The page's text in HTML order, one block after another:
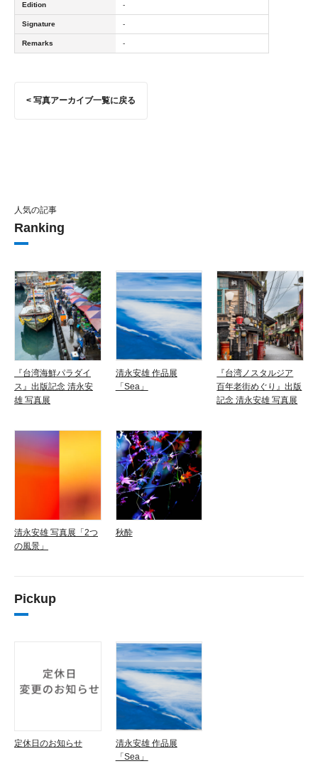
Edition -
Signature -
Remarks -
< 写真アーカイブ一覧に戻る
人気の記事
Ranking
『台湾海鮮パラダイ
ス』出版記念 清永安
雄 写真展
清永安雄 作品展
「Sea」
『台湾ノスタルジア
百年老街めぐり』出版
記念 清永安雄 写真展
清永安雄 写真展「2つ
の風景」
秋酔
Pickup
定休日のお知らせ
清永安雄 作品展
「Sea」